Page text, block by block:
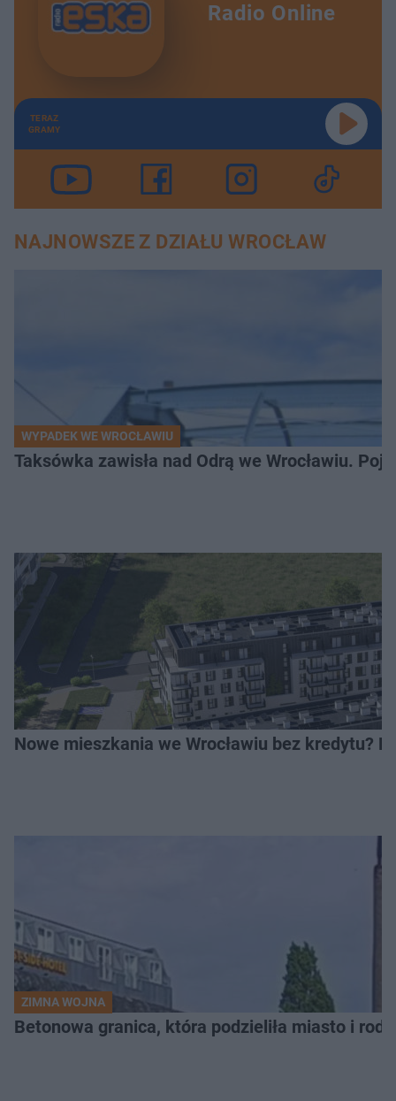
Radio Online
TERAZ
GRAMY
NAJNOWSZE Z DZIAŁU WROCŁAW
WYPADEK WE WROCŁAWIU
Taksówka zawisła nad Odrą we Wrocławiu.
Nowe mieszkania we Wrocławiu bez kredytu?
ZIMNA WOJNA
Betonowa granica, która podzieliła miasto i